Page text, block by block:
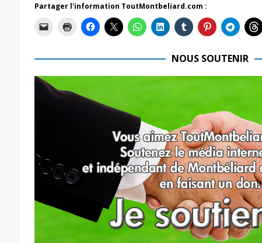
Partager l'information ToutMontbeliard.com :
NOUS SOUTENIR